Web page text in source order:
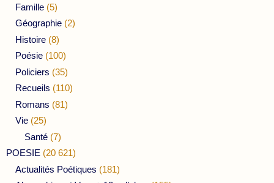
Famille (5)
Géographie (2)
Histoire (8)
Poésie (100)
Policiers (35)
Recueils (110)
Romans (81)
Vie (25)
Santé (7)
POESIE (20 621)
Actualités Poétiques (181)